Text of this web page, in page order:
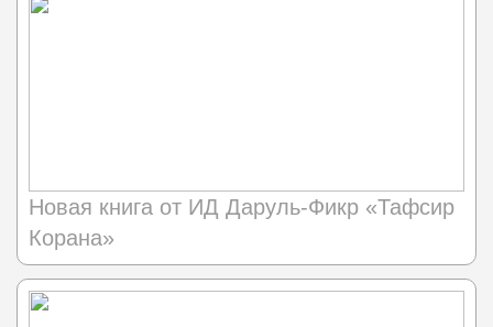
Новая книга от ИД Даруль-Фикр «Тафсир
Корана»